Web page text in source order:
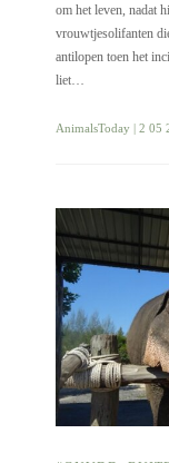
om het leven, nadat
vrouwtjesolifanten
antilopen toen het
liet…
AnimalsToday | 2 05